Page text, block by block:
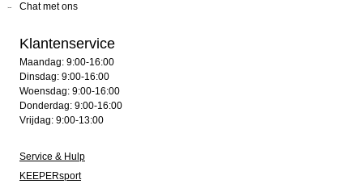
Chat met ons
Klantenservice
Maandag: 9:00-16:00
Dinsdag: 9:00-16:00
Woensdag: 9:00-16:00
Donderdag: 9:00-16:00
Vrijdag: 9:00-13:00
Service & Hulp
KEEPERsport